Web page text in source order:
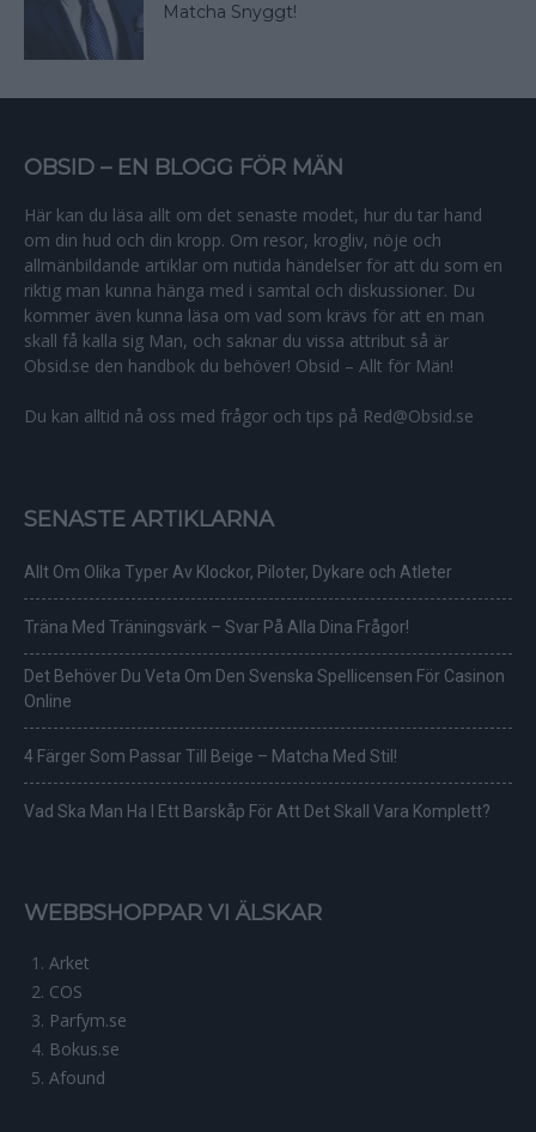
Matcha Snyggt!
OBSID – EN BLOGG FÖR MÄN
Här kan du läsa allt om det senaste modet, hur du tar hand
om din hud och din kropp. Om resor, krogliv, nöje och
allmänbildande artiklar om nutida händelser för att du som en
riktig man kunna hänga med i samtal och diskussioner. Du
kommer även kunna läsa om vad som krävs för att en man
skall få kalla sig Man, och saknar du vissa attribut så är
Obsid.se den handbok du behöver! Obsid – Allt för Män!
Du kan alltid nå oss med frågor och tips på Red@Obsid.se
SENASTE ARTIKLARNA
Allt Om Olika Typer Av Klockor, Piloter, Dykare och Atleter
Träna Med Träningsvärk – Svar På Alla Dina Frågor!
Det Behöver Du Veta Om Den Svenska Spellicensen För Casinon
Online
4 Färger Som Passar Till Beige – Matcha Med Stil!
Vad Ska Man Ha I Ett Barskåp För Att Det Skall Vara Komplett?
WEBBSHOPPAR VI ÄLSKAR
Arket
COS
Parfym.se
Bokus.se
Afound